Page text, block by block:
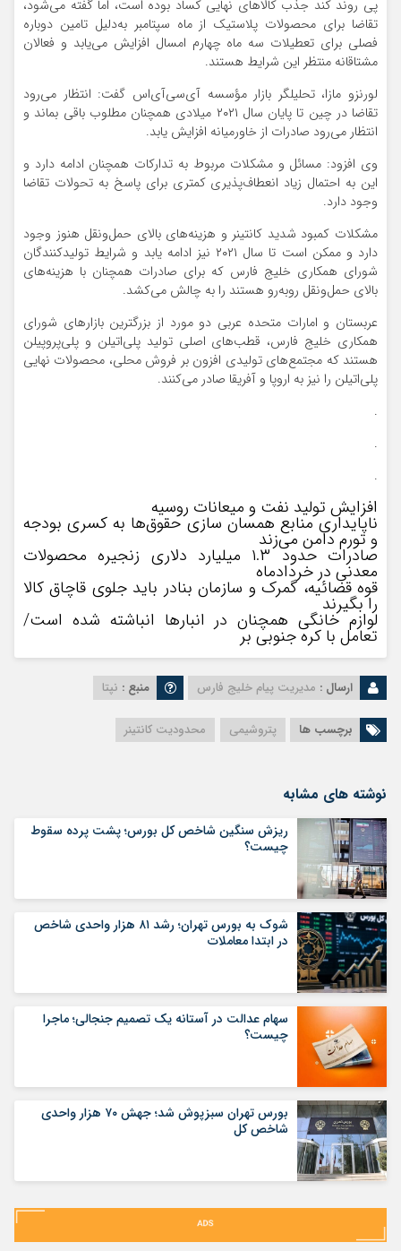
پی روند کند جذب کالاهای نهایی کساد بوده است، اما گفته می‌شود،
تقاضا برای محصولات پلاستیک از ماه سپتامبر به‌دلیل تامین دوباره
فصلی برای تعطیلات سه ماه چهارم امسال افزایش می‌یابد و فعالان
مشتاقانه منتظر این شرایط هستند.
لورنزو مازا، تحلیلگر بازار مؤسسه آی‌سی‌آی‌اس گفت: انتظار می‌رود
تقاضا در چین تا پایان سال ۲۰۲۱ میلادی همچنان مطلوب باقی بماند و
انتظار می‌رود صادرات از خاورمیانه افزایش یابد.
وی افزود: مسائل و مشکلات مربوط به تدارکات همچنان ادامه دارد و
این به احتمال زیاد انعطاف‌پذیری کمتری برای پاسخ به تحولات تقاضا
وجود دارد.
مشکلات کمبود شدید کانتینر و هزینه‌های بالای حمل‌ونقل هنوز وجود
دارد و ممکن است تا سال ۲۰۲۱ نیز ادامه یابد و شرایط تولیدکنندگان
شورای همکاری خلیج فارس که برای صادرات همچنان با هزینه‌های
بالای حمل‌ونقل روبه‌رو هستند را به چالش می‌کشد.
عربستان و امارات متحده عربی دو مورد از بزرگترین بازارهای شورای
همکاری خلیج فارس، قطب‌های اصلی تولید پلی‌اتیلن و پلی‌پروپیلن
هستند که مجتمع‌های تولیدی افزون بر فروش محلی، محصولات نهایی
پلی‌اتیلن را نیز به اروپا و آفریقا صادر می‌کنند.
.
.
.
افزایش تولید نفت و میعانات روسیه
ناپایداری منابع همسان سازی حقوق‌ها به کسری بودجه
و تورم دامن می‌زند
صادرات حدود ۱.۳ میلیارد دلاری زنجیره محصولات
معدنی در خردادماه
قوه قضائیه، گمرک و سازمان بنادر باید جلوی قاچاق کالا
را بگیرند
لوازم خانگی همچنان در انبارها انباشته شده است/
تعامل با کره جنوبی بر
ارسال : مدیریت پیام خلیج فارس منبع : نپتا
برچسب ها پتروشیمی محدودیت کانتینر
نوشته های مشابه
ریزش سنگین شاخص کل بورس؛ پشت پرده سقوط
چیست؟
شوک به بورس تهران؛ رشد ۸۱ هزار واحدی شاخص
در ابتدا معاملات
سهام عدالت در آستانه یک تصمیم جنجالی؛ ماجرا
چیست؟
بورس تهران سبزپوش شد؛ جهش ۷۰ هزار واحدی
شاخص کل